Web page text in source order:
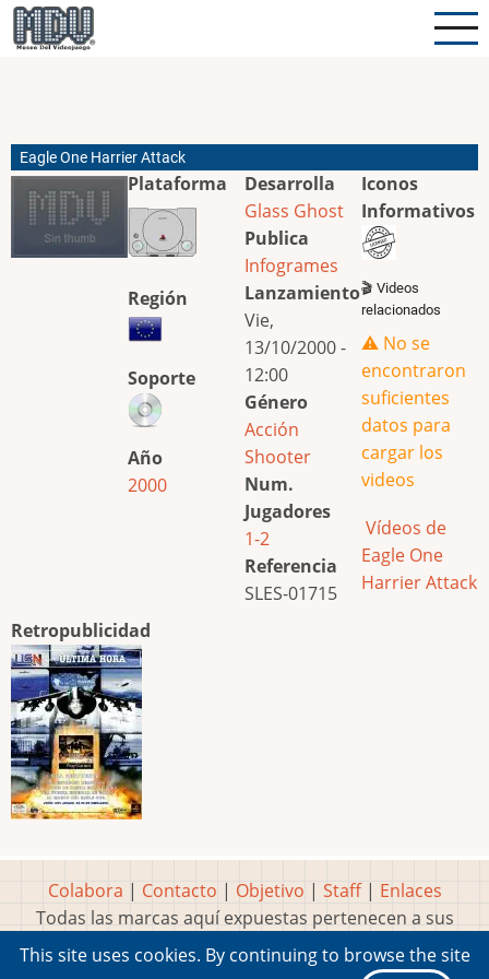
Pasar
al
Eagle One Harrier Attack
Plataforma
Región
Soporte
Año
2000
Desarrolla
Glass Ghost
Publica
Infogrames
Lanzamiento
Vie,
13/10/2000 -
12:00
Género
Acción
Shooter
Num.
Jugadores
1-2
Referencia
SLES-01715
Iconos
Informativos
🎬 Videos
relacionados
⚠️ No se
encontraron
suficientes
datos para
cargar los
videos
Vídeos de
Eagle One
Harrier Attack
Retropublicidad
Colabora | Contacto | Objetivo | Staff| Enlaces
Todas las marcas aquí expuestas pertenecen a sus
respectivos y legítimos dueños
Idea, página, contenidos y diseños creados porMarty
This site uses cookies. By continuing to browse the site